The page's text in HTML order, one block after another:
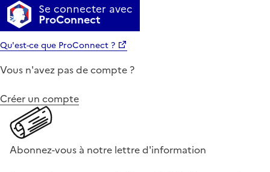
Se connecter avec
ProConnect
Qu'est-ce que ProConnect ?
Vous n'avez pas de compte ?
Créer un compte
Abonnez-vous à notre lettre d'information